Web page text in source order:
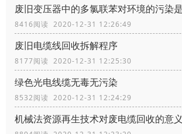
8416阅读 2020-12-31 12:26:49
废旧电缆线回收拆解程序
8177阅读 2020-12-31 12:25:30
绿色光电线缆无毒无污染
8532阅读 2020-12-31 12:24:29
机械法资源再生技术对废电缆回收的意义